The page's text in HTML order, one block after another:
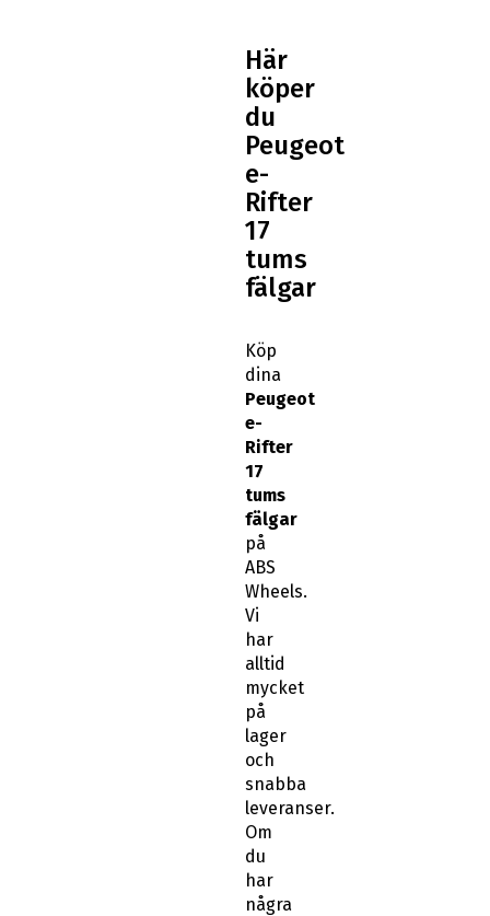
Här
köper
du
Peugeot
e-
Rifter
17
tums
fälgar
Köp
dina
Peugeot
e-
Rifter
17
tums
fälgar
på
ABS
Wheels.
Vi
har
alltid
mycket
på
lager
och
snabba
leveranser.
Om
du
har
några